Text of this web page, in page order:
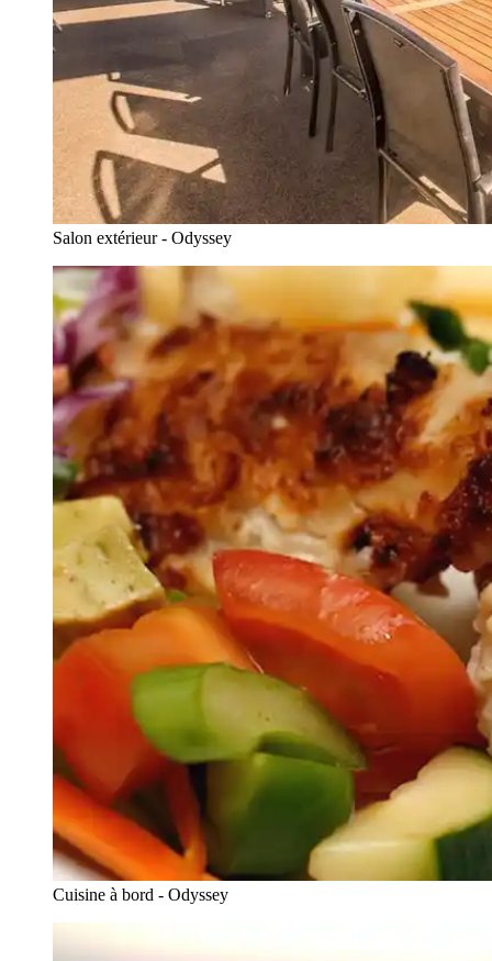
Salon extérieur - Odyssey
Cuisine à bord - Odyssey